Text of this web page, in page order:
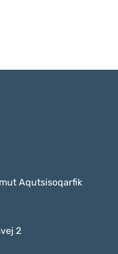
Aqutsisoqarfik
2